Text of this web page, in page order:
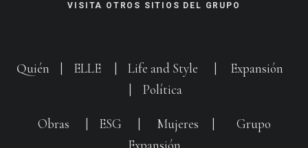
VISITA OTROS SITIOS DEL GRUPO
Quién ELLE Life and Style
Expansión
Política
Obras ESG Mujeres
Grupo